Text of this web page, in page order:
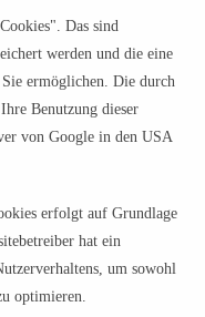
Das sind
werden und die eine
ermöglichen. Die durch
Benutzung dieser
von Google in den USA
erfolgt auf Grundlage
hat ein
um sowohl
optimieren.